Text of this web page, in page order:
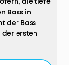
Bass in
der Bass
der ersten